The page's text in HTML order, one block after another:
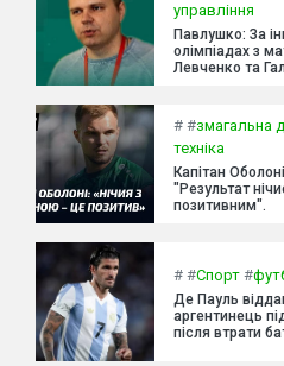
управління
Павлушко: За
олімпіадах з
Левченко та
# #змагальна
техніка
Капітан
"Результат
позитивним".
# #Спорт #
Де Пауль
аргентинець
після втрати